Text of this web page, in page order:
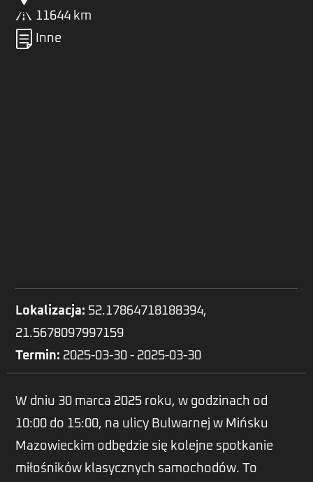
11644 km
Inne
Lokalizacja: 52.17864718188394,
21.5678097997159
Termin: 2025-03-30 - 2025-03-30
W dniu 30 marca 2025 roku, w godzinach od
10:00 do 15:00, na ulicy Bulwarnej w Mińsku
Mazowieckim odbędzie się kolejne spotkanie
miłośników klasycznych samochodów. To